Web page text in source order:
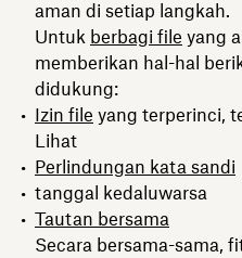
aman di setiap langkah.
Untuk berbagi file yang
memberikan hal-hal
didukung:
Izin file yang terperinci,
Lihat
Perlindungan kata sandi
tanggal kedaluwarsa
Tautan bersama
Secara bersama-sama,